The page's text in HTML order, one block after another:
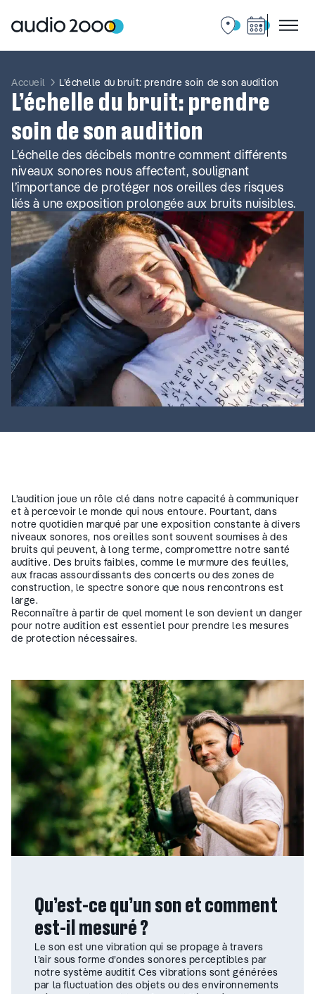
contenu
Accueil L’échelle du bruit: prendre soin de son audition
L’échelle du bruit: prendre
soin de son audition
L’échelle des décibels montre comment différents
niveaux sonores nous affectent, soulignant
l’importance de protéger nos oreilles des risques
liés à une exposition prolongée aux bruits nuisibles.
L’audition joue un rôle clé dans notre capacité à communiquer
et à percevoir le monde qui nous entoure. Pourtant, dans
notre quotidien marqué par une exposition constante à divers
niveaux sonores, nos oreilles sont souvent soumises à des
bruits qui peuvent, à long terme, compromettre notre santé
auditive. Des bruits faibles, comme le murmure des feuilles,
aux fracas assourdissants des concerts ou des zones de
construction, le spectre sonore que nous rencontrons est
large.
Reconnaître à partir de quel moment le son devient un danger
pour notre audition est essentiel pour prendre les mesures
de protection nécessaires.
Qu’est-ce qu’un son et comment
est-il mesuré ?
Le son est une vibration qui se propage à travers
l’air sous forme d’ondes sonores perceptibles par
notre système auditif. Ces vibrations sont générées
par la fluctuation des objets ou des environnements